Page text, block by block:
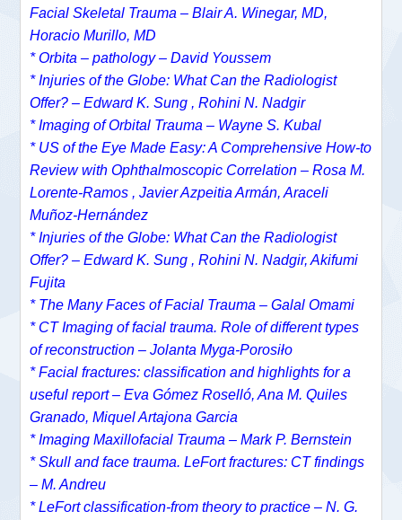
Facial Skeletal Trauma –Blair A. Winegar, MD,
Horacio Murillo, MD
* Orbita – pathology – David Youssem
*Injuries of the Globe: What Can the Radiologist
Offer? – Edward K. Sung , Rohini N. Nadgir
*Imaging of Orbital Trauma – Wayne S. Kubal
* US of the Eye Made Easy: A Comprehensive How-to
Review with Ophthalmoscopic Correlation – Rosa M.
Lorente-Ramos , Javier Azpeitia Armán, Araceli
Muñoz-Hernández
* Injuries of the Globe: What Can the Radiologist
Offer? – Edward K. Sung , Rohini N. Nadgir, Akifumi
Fujita
* The Many Faces of Facial Trauma – Galal Omami
* CT Imaging of facial trauma. Role of different types
of reconstruction – Jolanta Myga-Porosiło
* Facial fractures: classification and highlights for a
useful report – Eva Gómez Roselló, Ana M. Quiles
Granado, Miquel Artajona Garcia
* Imaging Maxillofacial Trauma – Mark P. Bernstein
* Skull and face trauma. LeFort fractures: CT findings
– M. Andreu
* LeFort classification-from theory to practice – N. G.